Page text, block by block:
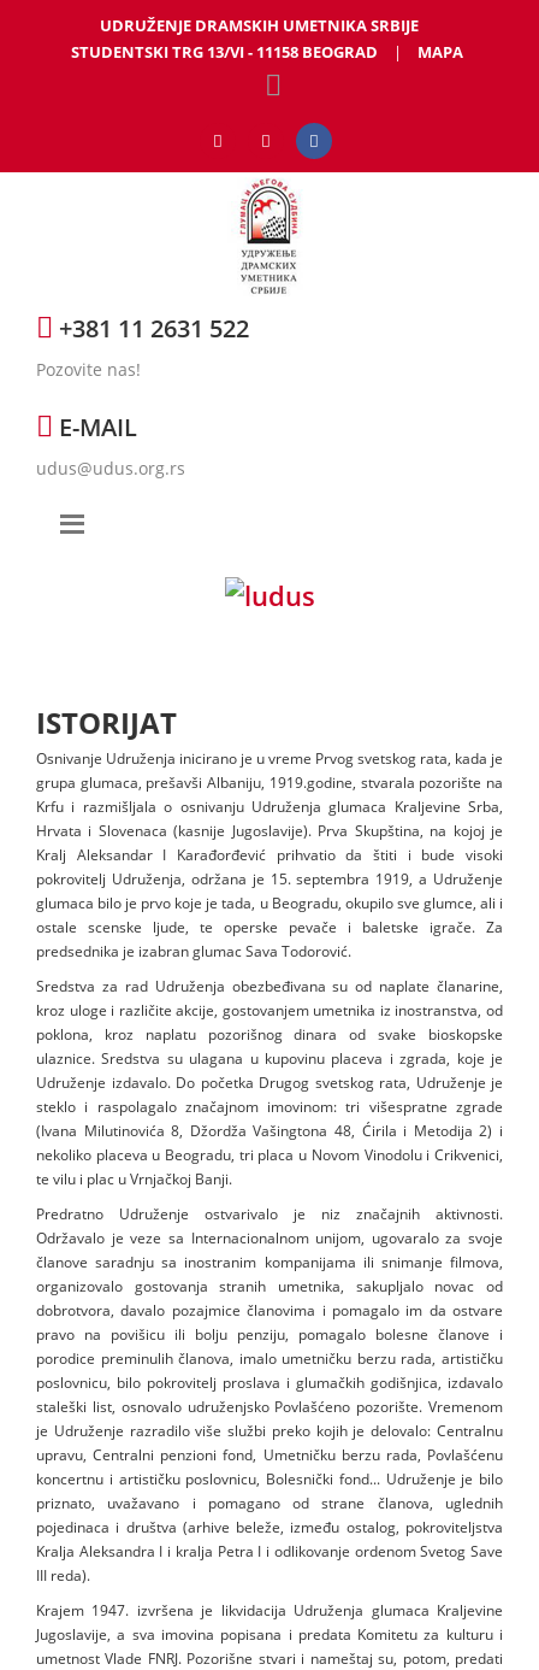
UDRUŽENJE DRAMSKIH UMETNIKA SRBIJE
STUDENTSKI TRG 13/VI - 11158 BEOGRAD
| MAPA
+381 11 2631 522
Pozovite nas!
E-MAIL
udus@udus.org.rs
ISTORIJAT
Osnivanje Udruženja inicirano je u vreme Prvog svetskog rata, kada je
grupa glumaca, prešavši Albaniju, 1919.godine, stvarala pozorište na
Krfu i razmišljala o osnivanju Udruženja glumaca Kraljevine Srba,
Hrvata i Slovenaca (kasnije Jugoslavije). Prva Skupština, na kojoj je
Kralj Aleksandar I Karađorđević prihvatio da štiti i bude visoki
pokrovitelj Udruženja, održana je 15. septembra 1919, a Udruženje
glumaca bilo je prvo koje je tada, u Beogradu, okupilo sve glumce, ali i
ostale scenske ljude, te operske pevače i baletske igrače. Za
predsednika je izabran glumac Sava Todorović.
Sredstva za rad Udruženja obezbeđivana su od naplate članarine,
kroz uloge i različite akcije, gostovanjem umetnika iz inostranstva, od
poklona, kroz naplatu pozorišnog dinara od svake bioskopske
ulaznice. Sredstva su ulagana u kupovinu placeva i zgrada, koje je
Udruženje izdavalo. Do početka Drugog svetskog rata, Udruženje je
steklo i raspolagalo značajnom imovinom: tri višespratne zgrade
(Ivana Milutinovića 8, Džordža Vašingtona 48, Ćirila i Metodija 2) i
nekoliko placeva u Beogradu, tri placa u Novom Vinodolu i Crikvenici,
te vilu i plac u Vrnjačkoj Banji.
Predratno Udruženje ostvarivalo je niz značajnih aktivnosti.
Održavalo je veze sa Internacionalnom unijom, ugovaralo za svoje
članove saradnju sa inostranim kompanijama ili snimanje filmova,
organizovalo gostovanja stranih umetnika, sakupljalo novac od
dobrotvora, davalo pozajmice članovima i pomagalo im da ostvare
pravo na povišicu ili bolju penziju, pomagalo bolesne članove i
porodice preminulih članova, imalo umetničku berzu rada, artističku
poslovnicu, bilo pokrovitelj proslava i glumačkih godišnjica, izdavalo
staleški list, osnovalo udruženjsko Povlašćeno pozorište. Vremenom
je Udruženje razradilo više službi preko kojih je delovalo: Centralnu
upravu, Centralni penzioni fond, Umetničku berzu rada, Povlašćenu
koncertnu i artističku poslovnicu, Bolesnički fond... Udruženje je bilo
priznato, uvažavano i pomagano od strane članova, uglednih
pojedinaca i društva (arhive beleže, između ostalog, pokroviteljstva
Kralja Aleksandra I i kralja Petra I i odlikovanje ordenom Svetog Save
III reda).
Krajem 1947. izvršena je likvidacija Udruženja glumaca Kraljevine
Jugoslavije, a sva imovina popisana i predata Komitetu za kulturu i
umetnost Vlade FNRJ. Pozorišne stvari i nameštaj su, potom, predati